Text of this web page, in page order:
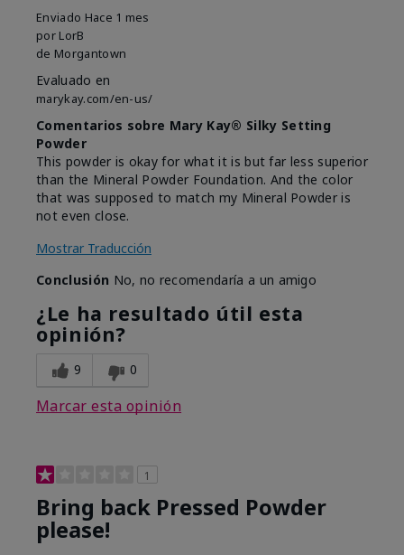
Enviado Hace 1 mes
por LorB
de Morgantown
Evaluado en
marykay.com/en-us/
Comentarios sobre Mary Kay® Silky Setting
Powder
This powder is okay for what it is but far less superior
than the Mineral Powder Foundation. And the color
that was supposed to match my Mineral Powder is
not even close.
Mostrar Traducción
Conclusión No, no recomendaría a un amigo
¿Le ha resultado útil esta
opinión?
9 0
Marcar esta opinión
1
Bring back Pressed Powder
please!